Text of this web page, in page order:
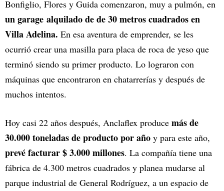
Bonfiglio, Flores y Guida comenzaron, muy a pulmón, en
un garage alquilado de de 30 metros cuadrados en
Villa Adelina. En esa aventura de emprender, se les
ocurrió crear una masilla para placa de roca de yeso que
terminó siendo su primer producto. Lo lograron con
máquinas que encontraron en chatarrerías y después de
muchos intentos.
Hoy casi 22 años después, Anclaflex produce más de
30.000 toneladas de producto por año y para este año,
prevé facturar $ 3.000 millones. La compañía tiene una
fábrica de 4.300 metros cuadrados y planea mudarse al
parque industrial de General Rodríguez, a un espacio de